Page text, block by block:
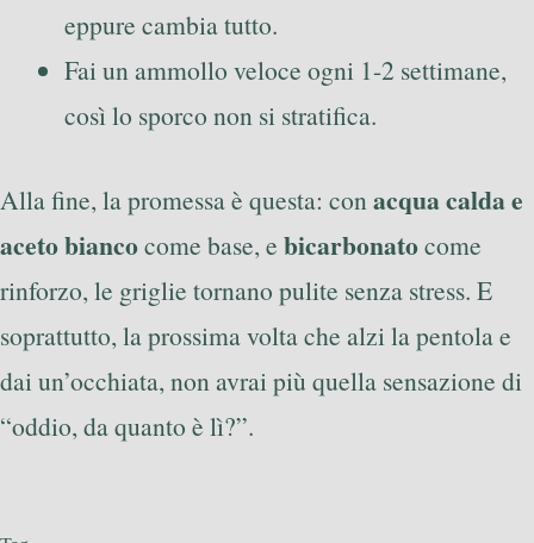
eppure cambia tutto.
Fai un ammollo veloce ogni 1-2 settimane,
così lo sporco non si stratifica.
Alla fine, la promessa è questa: con acqua calda e
aceto biancocome base, e bicarbonatocome
rinforzo, le griglie tornano pulite senza stress. E
soprattutto, la prossima volta che alzi la pentola e
dai un’occhiata, non avrai più quella sensazione di
“oddio, da quanto è lì?”.